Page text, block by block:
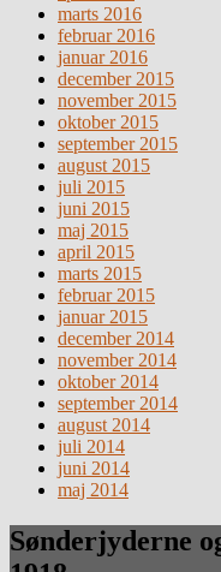
marts 2016
februar 2016
januar 2016
december 2015
november 2015
oktober 2015
september 2015
august 2015
juli 2015
juni 2015
maj 2015
april 2015
marts 2015
februar 2015
januar 2015
december 2014
november 2014
oktober 2014
september 2014
august 2014
juli 2014
juni 2014
maj 2014
Sønderjyderne